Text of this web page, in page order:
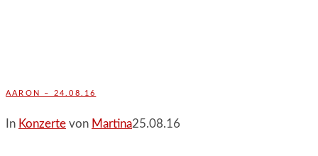
AARON – 24.08.16
In Konzerte von Martina25.08.16